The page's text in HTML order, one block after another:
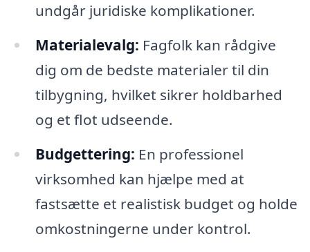
undgår juridiske komplikationer.
Materialevalg: Fagfolk kan rådgive
dig om de bedste materialer til din
tilbygning, hvilket sikrer holdbarhed
og et flot udseende.
Budgettering: En professionel
virksomhed kan hjælpe med at
fastsætte et realistisk budget og holde
omkostningerne under kontrol.